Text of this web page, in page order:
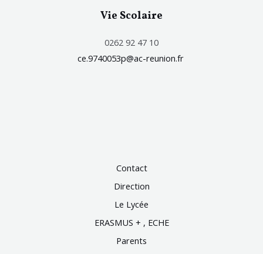
Vie Scolaire
0262 92 47 10
ce.9740053p@ac-reunion.fr
Contact
Direction
Le Lycée
ERASMUS + , ECHE
Parents